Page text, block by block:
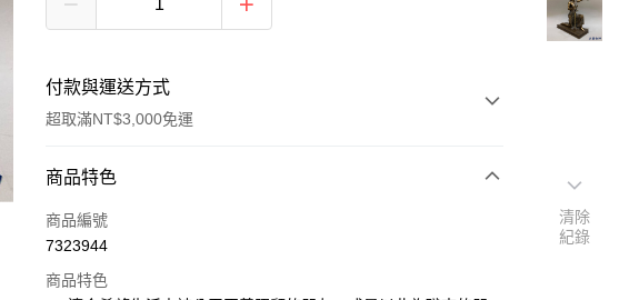
付款與運送方式
超取滿NT$3,000免運
付款方式
信用卡一次付款
商品特色
商品編號
7323944
商品特色
清除
紀錄